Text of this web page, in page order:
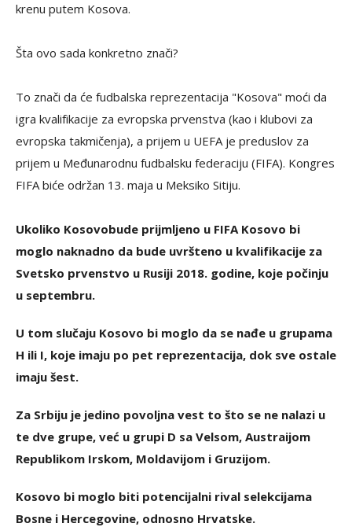
krenu putem Kosova.
Šta ovo sada konkretno znači?
To znači da će fudbalska reprezentacija "Kosova" moći da
igra kvalifikacije za evropska prvenstva (kao i klubovi za
evropska takmičenja), a prijem u UEFA je preduslov za
prijem u Međunarodnu fudbalsku federaciju (FIFA). Kongres
FIFA biće održan 13. maja u Meksiko Sitiju.
Ukoliko Kosovobude prijmljeno u FIFA Kosovo bi
moglo naknadno da bude uvršteno u kvalifikacije za
Svetsko prvenstvo u Rusiji 2018. godine, koje počinju
u septembru.
U tom slučaju Kosovo bi moglo da se nađe u grupama
H ili I, koje imaju po pet reprezentacija, dok sve ostale
imaju šest.
Za Srbiju je jedino povoljna vest to što se ne nalazi u
te dve grupe, već u grupi D sa Velsom, Austraijom
Republikom Irskom, Moldavijom i Gruzijom.
Kosovo bi moglo biti potencijalni rival selekcijama
Bosne i Hercegovine, odnosno Hrvatske.